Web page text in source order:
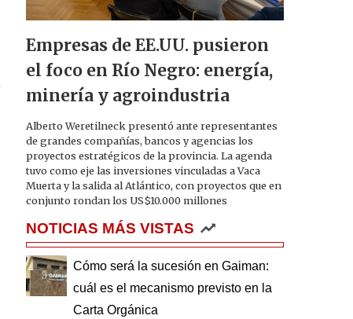
Empresas de EE.UU. pusieron
el foco en Río Negro: energía,
minería y agroindustria
Alberto Weretilneck presentó ante representantes
de grandes compañías, bancos y agencias los
proyectos estratégicos de la provincia. La agenda
tuvo como eje las inversiones vinculadas a Vaca
Muerta y la salida al Atlántico, con proyectos que en
conjunto rondan los US$10.000 millones
NOTICIAS MÁS VISTAS
Cómo será la sucesión en Gaiman:
cuál es el mecanismo previsto en la
Carta Orgánica